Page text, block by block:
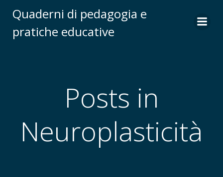
al
contenuto
Quaderni di pedagogia e
pratiche educative
Posts in
Neuroplasticità